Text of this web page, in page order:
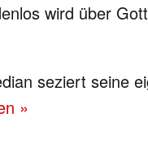
wird über
seziert seine
»